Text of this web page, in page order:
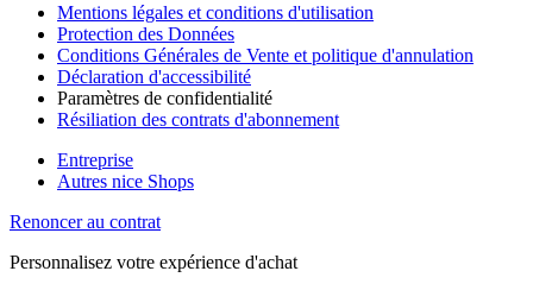
Mentions légales et conditions d'utilisation
Protection des Données
Conditions Générales de Vente et politique d'annulation
Déclaration d'accessibilité
Paramètres de confidentialité
Résiliation des contrats d'abonnement
Entreprise
Autres nice Shops
Renoncer au contrat
Personnalisez votre expérience d'achat